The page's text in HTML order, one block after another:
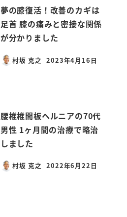
夢の膝復活！改善のカギは
足首 膝の痛みと密接な関係
が分かりました
村坂 克之
投稿日
2023年4月16日
腰椎椎間板ヘルニアの70代
男性 1ヶ月間の治療で略治
しました
村坂 克之
投稿日
2022年6月22日